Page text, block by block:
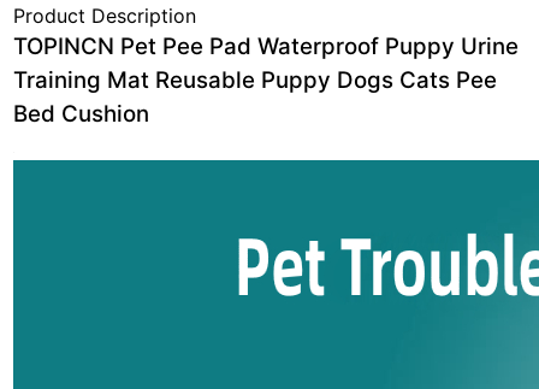
Product Description
TOPINCN Pet Pee Pad Waterproof Puppy Urine
Training Mat Reusable Puppy Dogs Cats Pee
Bed Cushion